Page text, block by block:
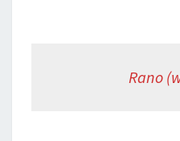
Rano